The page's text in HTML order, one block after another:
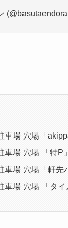
車場 穴場「
車場 穴場 「特P
車場 穴場「軒先
車場 穴場 「タ